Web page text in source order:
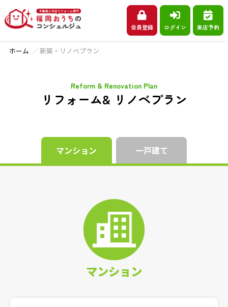
会員登録 ログイン 来店予約
ホーム 新築・リノベプラン
リフォーム& リノベプラン
Reform & Renovation Plan
マンション 一戸建て
マンション